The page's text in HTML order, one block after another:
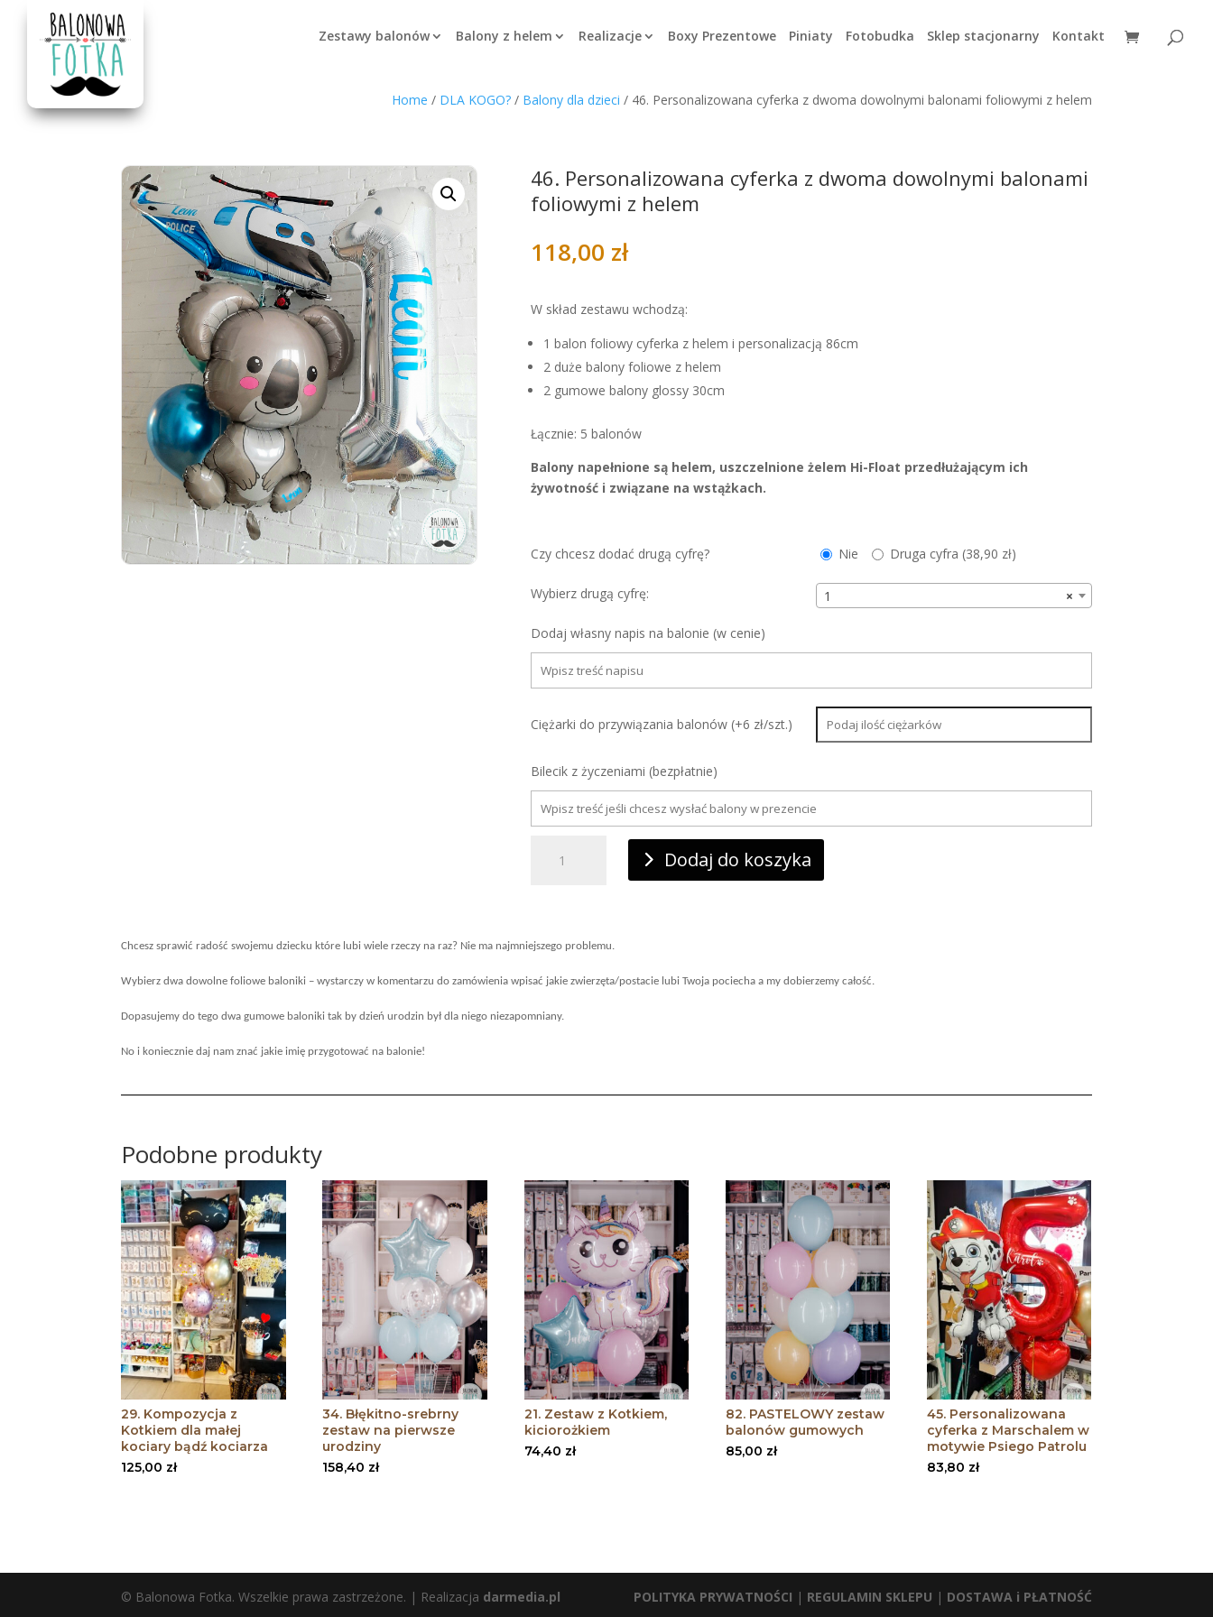
Zestawy balonów Balony z helem Realizacje Boxy Prezentowe Piniaty Fotobudka Sklep stacjonarny Kontakt
Home / DLA KOGO?/ Balony dla dzieci / 46. Personalizowana cyferka z dwoma dowolnymi balonami foliowymi z helem
46. Personalizowana cyferka z dwoma dowolnymi balonami
foliowymi z helem
118,00 zł
W skład zestawu wchodzą:
1 balon foliowy cyferka z helem i personalizacją 86cm
2 duże balony foliowe z helem
2 gumowe balony glossy 30cm
Łącznie: 5 balonów
Balony napełnione są helem, uszczelnione żelem Hi-Float przedłużającym ich
żywotność i związane na wstążkach.
Czy chcesz dodać drugą cyfrę? Nie Druga cyfra (38,90 zł)
Wybierz drugą cyfrę: ×
1
Dodaj własny napis na balonie (w cenie)
Ciężarki do przywiązania balonów (+6 zł/szt.)
Bilecik z życzeniami (bezpłatnie)
Personalizowana
foliowymi
z
Dodaj do koszyka
Chcesz sprawić radość swojemu dziecku które lubi wiele rzeczy na raz? Nie ma najmniejszego problemu.
Wybierz dwa dowolne foliowe baloniki – wystarczy w komentarzu do zamówienia wpisać jakie zwierzęta/postacie lubi Twoja pociecha a my dobierzemy całość.
Dopasujemy do tego dwa gumowe baloniki tak by dzień urodzin był dla niego niezapomniany.
No i koniecznie daj nam znać jakie imię przygotować na balonie!
Podobne produkty
29. Kompozycja z
Kotkiem dla małej
kociary bądź kociarza
125,00 zł
34. Błękitno-srebrny
zestaw na pierwsze
urodziny
158,40 zł
21. Zestaw z Kotkiem,
kiciorożkiem
74,40 zł
82. PASTELOWY zestaw
balonów gumowych
85,00 zł
45. Personalizowana
cyferka z Marschalem w
motywie Psiego Patrolu
83,80 zł
© Balonowa Fotka. Wszelkie prawa zastrzeżone. | Realizacja darmedia.pl POLITYKA PRYWATNOŚCI | REGULAMIN SKLEPU | DOSTAWA i PŁATNOŚĆ